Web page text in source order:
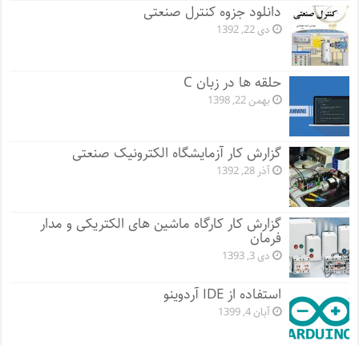
دانلود جزوه کنترل صنعتی
دی 22, 1392
حلقه ها در زبان C
بهمن 22, 1398
گزارش کار آزمایشگاه الکترونیک صنعتی
آذر 28, 1392
گزارش کار کارگاه ماشین های الکتریکی و مدار
فرمان
دی 3, 1393
استفاده از IDE آردوینو
آبان 4, 1399